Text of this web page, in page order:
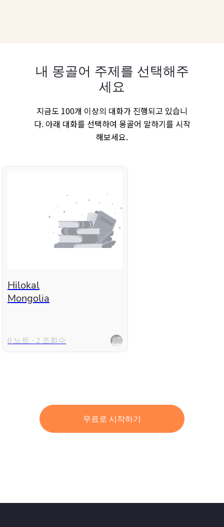
내 몽골어 주제를 선택해주
세요
지금도 100개 이상의 대화가 진행되고 있습니
다. 아래 대화를 선택하여 몽골어 말하기를 시작
해보세요.
Hilokal
Mongolia
0 노트 · 2 조회수
무료로 시작하기